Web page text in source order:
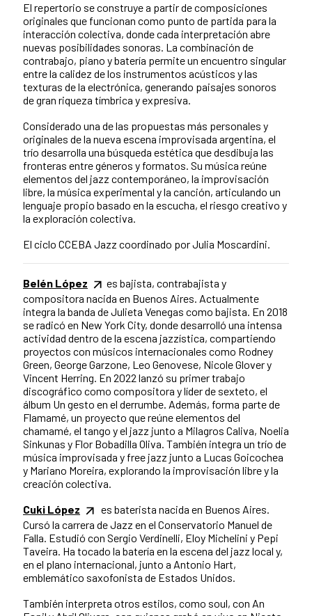
El repertorio se construye a partir de composiciones
originales que funcionan como punto de partida para la
interacción colectiva, donde cada interpretación abre
nuevas posibilidades sonoras. La combinación de
contrabajo, piano y batería permite un encuentro singular
entre la calidez de los instrumentos acústicos y las
texturas de la electrónica, generando paisajes sonoros
de gran riqueza tímbrica y expresiva.
Considerado una de las propuestas más personales y
originales de la nueva escena improvisada argentina, el
trío desarrolla una búsqueda estética que desdibuja las
fronteras entre géneros y formatos. Su música reúne
elementos del jazz contemporáneo, la improvisación
libre, la música experimental y la canción, articulando un
lenguaje propio basado en la escucha, el riesgo creativo y
la exploración colectiva.
El ciclo CCEBA Jazz coordinado por Julia Moscardini.
Belén López
es bajista, contrabajista y
compositora nacida en Buenos Aires. Actualmente
integra la banda de Julieta Venegas como bajista. En 2018
se radicó en New York City, donde desarrolló una intensa
actividad dentro de la escena jazzística, compartiendo
proyectos con músicos internacionales como Rodney
Green, George Garzone, Leo Genovese, Nicole Glover y
Vincent Herring. En 2022 lanzó su primer trabajo
discográfico como compositora y líder de sexteto, el
álbum Un gesto en el derrumbe. Además, forma parte de
Flamamé, un proyecto que reúne elementos del
chamamé, el tango y el jazz junto a Milagros Caliva, Noelia
Sinkunas y Flor Bobadilla Oliva. También integra un trío de
música improvisada y free jazz junto a Lucas Goicochea
y Mariano Moreira, explorando la improvisación libre y la
creación colectiva.
Cuki López
es baterista nacida en Buenos Aires.
Cursó la carrera de Jazz en el Conservatorio Manuel de
Falla. Estudió con Sergio Verdinelli, Eloy Michelini y Pepi
Taveira. Ha tocado la batería en la escena del jazz local y,
en el plano internacional, junto a Antonio Hart,
emblemático saxofonista de Estados Unidos.
También interpreta otros estilos, como soul, con An